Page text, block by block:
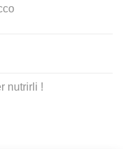
nutrirli !